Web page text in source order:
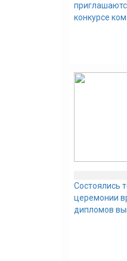
конкурсе
Состоялись
церемонии
дипломов